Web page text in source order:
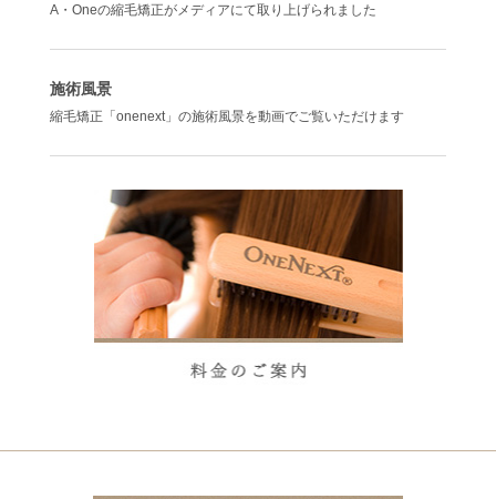
A・Oneの縮毛矯正がメディアにて取り上げられました
施術風景
縮毛矯正「onenext」の施術風景を動画でご覧いただけます